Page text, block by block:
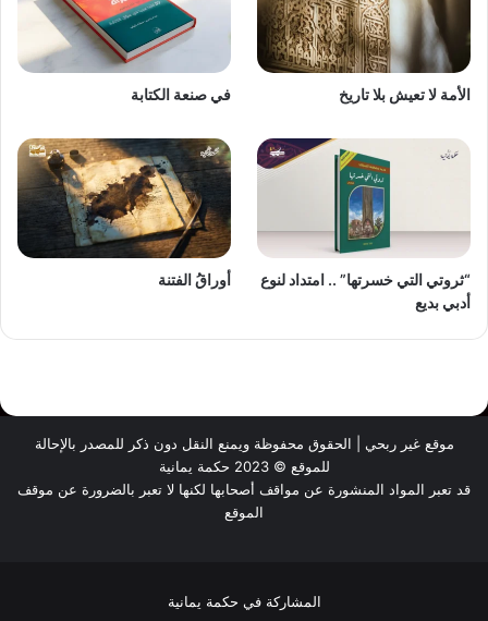
الأمة لا تعيش بلا تاريخ في صنعة الكتابة
“ثروتي التي خسرتها” .. امتداد لنوع
أدبي بديع
أوراقُ الفتنة
موقع غير ربحي | الحقوق محفوظة ويمنع النقل دون ذكر للمصدر بالإحالة
للموقع © 2023 حكمة يمانية
قد تعبر المواد المنشورة عن مواقف أصحابها لكنها لا تعبر بالضرورة عن موقف
الموقع
المشاركة في حكمة يمانية